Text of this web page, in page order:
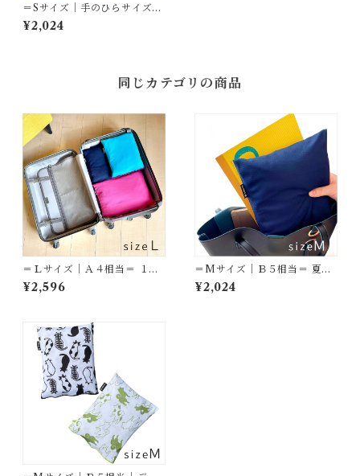
＝Sサイズ｜手のひらサイズ＝
衛生用品・ガジェット・小物
に
¥2,024
同じカテゴリの商品
＝Ｌサイズ｜Ａ４相当＝ １～
２泊の旅の着替えに
¥2,596
＝Mサイズ｜Ｂ５相当＝ 夏の
１泊旅行・ジム・日常に
¥2,024